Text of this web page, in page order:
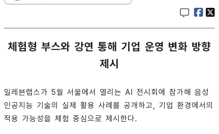
체험형 부스와 강연 통해 기업 운영 변화 방향
제시
일레븐랩스가 5월 서울에서 열리는 AI 전시회에 참가해 음성
인공지능 기술의 실제 활용 사례를 공개하고, 기업 환경에서의
적용 가능성을 체험 중심으로 제시한다.